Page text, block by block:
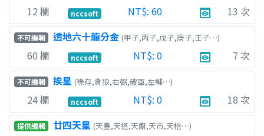
12 欄 nccsoft NT$: 60 preview 13 次
不可編輯 透地六十龍分金 (甲子,丙子,戊子,庚子,壬子…)
60 欄 nccsoft NT$: 0 preview 7 次
不可編輯 挨星 (祿存,貪狼,右弼,破軍,左輔…)
24欄 nccsoft NT$: 0 preview 18 次
提供編輯 廿四天星 (天壘,天道,天廚,天市,天棓…)